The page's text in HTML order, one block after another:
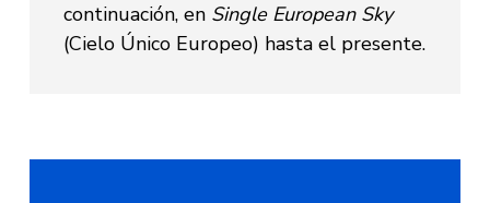
continuación, en Single European Sky
(Cielo Único Europeo) hasta el presente.